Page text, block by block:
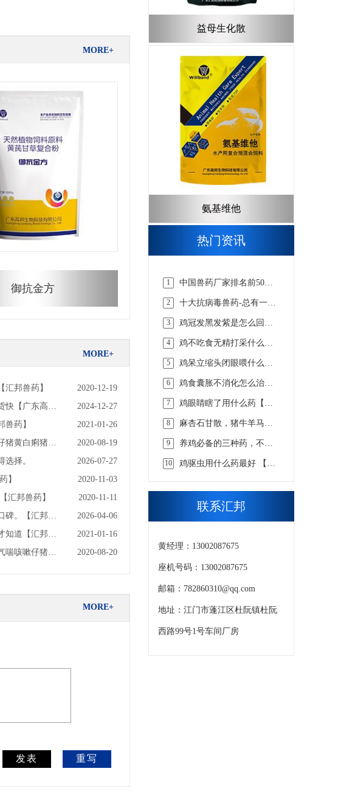
MORE+
御抗金方
MORE+
邦兽药】
2020-12-19
快【广东高邦
2024-12-27
药】
2021-01-26
猪黄白痢猪丹
2020-08-19
择。
2026-07-27
】
2020-11-03
汇邦兽药】
2020-11-11
碑。【汇邦兽
2026-04-06
知道【汇邦兽
2021-01-16
喘咳嗽仔猪白
2020-08-20
MORE+
发表 重写
益母生化散
氨基维他
热门资讯
1
中国兽药厂家排名前50
药】
2
十大抗病毒兽药-总有一款
3
鸡冠发黑发紫是怎么回事
合适 【汇邦兽药】
4
鸡不吃食无精打采什么病
5
鸡呆立缩头闭眼喂什么药
6
鸡食囊胀不消化怎么治，
药】
7
鸡眼睛瞎了用什么药【汇
8
麻杏石甘散，猪牛羊马兔
9
养鸡必备的三种药，不知
10
鸡驱虫用什么药最好 【汇
联系汇邦
黄经理：13002087675
座机号码：13002087675
邮箱：782860310@qq.com
地址：江门市蓬江区杜阮镇杜阮
西路99号1号车间厂房